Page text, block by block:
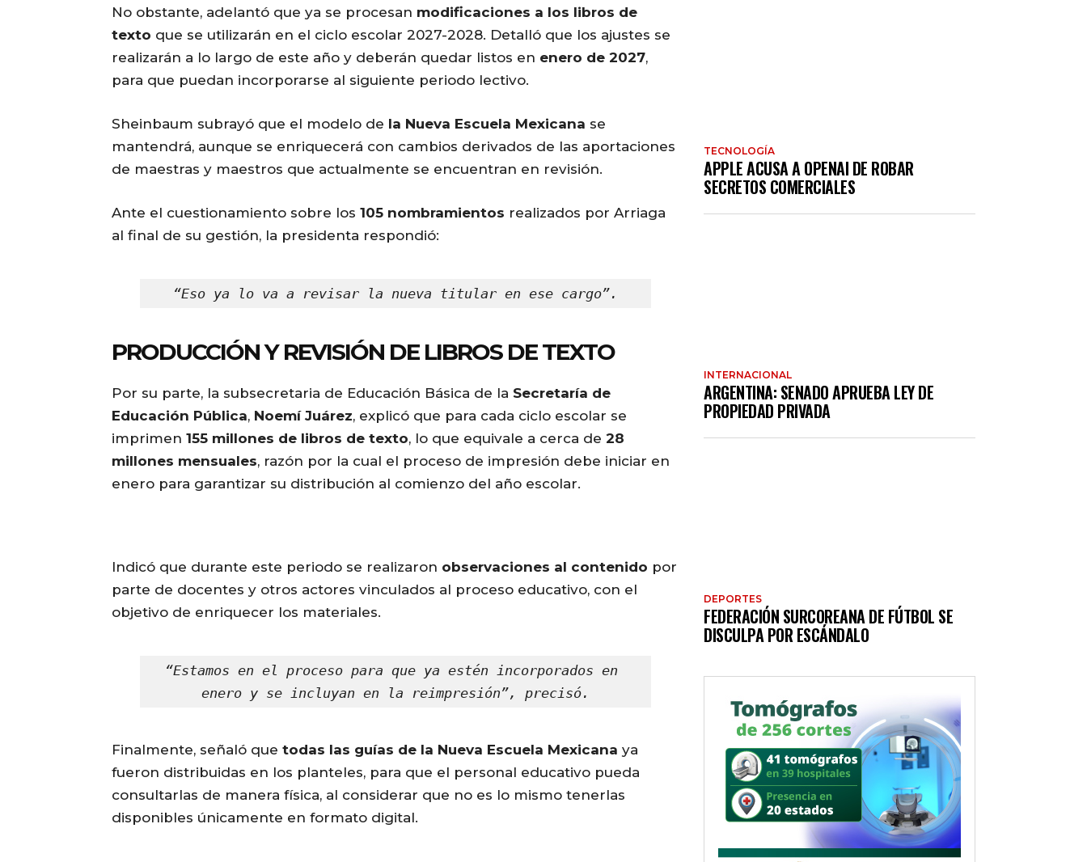
No obstante, adelantó que ya se procesan modificaciones a los libros de
texto que se utilizarán en el ciclo escolar 2027-2028. Detalló que los ajustes se
realizarán a lo largo de este año y deberán quedar listos en enero de 2027,
para que puedan incorporarse al siguiente periodo lectivo.
Sheinbaum subrayó que el modelo de la Nueva Escuela Mexicana se
mantendrá, aunque se enriquecerá con cambios derivados de las aportaciones
de maestras y maestros que actualmente se encuentran en revisión.
Ante el cuestionamiento sobre los 105 nombramientos realizados por Arriaga
al final de su gestión, la presidenta respondió:
“Eso ya lo va a revisar la nueva titular en ese cargo”.
PRODUCCIÓN Y REVISIÓN DE LIBROS DE TEXTO
Por su parte, la subsecretaria de Educación Básica de la Secretaría de
Educación Pública, Noemí Juárez, explicó que para cada ciclo escolar se
imprimen 155 millones de libros de texto, lo que equivale a cerca de 28
millones mensuales, razón por la cual el proceso de impresión debe iniciar en
enero para garantizar su distribución al comienzo del año escolar.
Indicó que durante este periodo se realizaron observaciones al contenido por
parte de docentes y otros actores vinculados al proceso educativo, con el
objetivo de enriquecer los materiales.
“Estamos en el proceso para que ya estén incorporados en
enero y se incluyan en la reimpresión”, precisó.
Finalmente, señaló que todas las guías de la Nueva Escuela Mexicana ya
fueron distribuidas en los planteles, para que el personal educativo pueda
consultarlas de manera física, al considerar que no es lo mismo tenerlas
disponibles únicamente en formato digital.
TECNOLOGÍA
APPLE ACUSA A OPENAI DE ROBAR
SECRETOS COMERCIALES
INTERNACIONAL
ARGENTINA: SENADO APRUEBA LEY DE
PROPIEDAD PRIVADA
DEPORTES
FEDERACIÓN SURCOREANA DE FÚTBOL SE
DISCULPA POR ESCÁNDALO